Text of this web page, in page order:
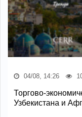
04/08, 14:26
Торгово-
Узбекистана и